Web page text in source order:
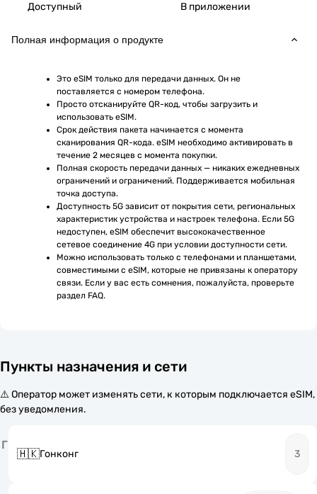
Доступный В приложении
Полная информация о продукте
Это eSIM только для передачи данных. Он не
поставляется с номером телефона.
Просто отсканируйте QR-код, чтобы загрузить и
использовать eSIM.
Срок действия пакета начинается с момента
сканирования QR-кода. eSIM необходимо активировать в
течение 2 месяцев с момента покупки.
Полная скорость передачи данных — никаких ежедневных
ограничений и ограничений. Поддерживается мобильная
точка доступа.
Доступность 5G зависит от покрытия сети, региональных
характеристик устройства и настроек телефона. Если 5G
недоступен, eSIM обеспечит высококачественное
сетевое соединение 4G при условии доступности сети.
Можно использовать только с телефонами и планшетами,
совместимыми с eSIM, которые не привязаны к оператору
связи. Если у вас есть сомнения, пожалуйста, проверьте
раздел FAQ.
Пункты назначения и сети
⚠️ Оператор может изменять сети, к которым подключается eSIM,
без уведомления.
Г
🇭🇰Гонконг 3